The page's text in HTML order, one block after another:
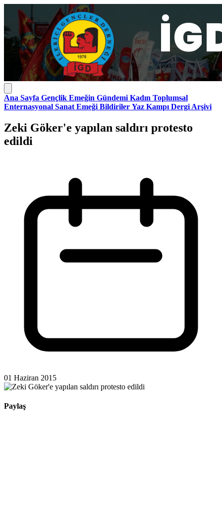
Ana Sayfa Gençlik Emeğin Gündemi Kadın Toplumsal
Enternasyonal Sanat Emeği Bildiriler Yaz Kampı Dergi Arşivi
Zeki Göker'e yapılan saldırı protesto
edildi
01 Haziran 2015
Paylaş